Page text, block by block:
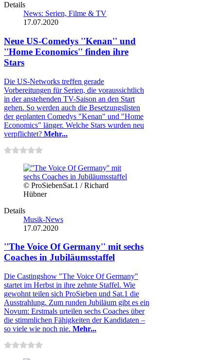
Details
News: Serien, Filme & TV
17.07.2020
Neue US-Comedys ''Kenan'' und
''Home Economics'' finden ihre
Stars
Die US-Networks treffen gerade
Vorbereitungen für Serien, die voraussichtlich
in der anstehenden TV-Saison an den Start
gehen. So werden auch die Besetzungslisten
der geplanten Comedys "Kenan" und "Home
Economics" länger. Welche Stars wurden neu
verpflichtet? Mehr...
© ProSiebenSat.1 / Richard
Hübner
Details
Musik-News
17.07.2020
''The Voice Of Germany'' mit sechs
Coaches in Jubiläumsstaffel
Die Castingshow "The Voice Of Germany"
startet im Herbst in ihre zehnte Staffel. Wie
gewohnt teilen sich ProSieben und Sat.1 die
Ausstrahlung. Zum runden Jubiläum gibt es ein
Novum: Erstmals urteilen sechs Coaches über
die stimmlichen Fähigkeiten der Kandidaten –
so viele wie noch nie. Mehr...